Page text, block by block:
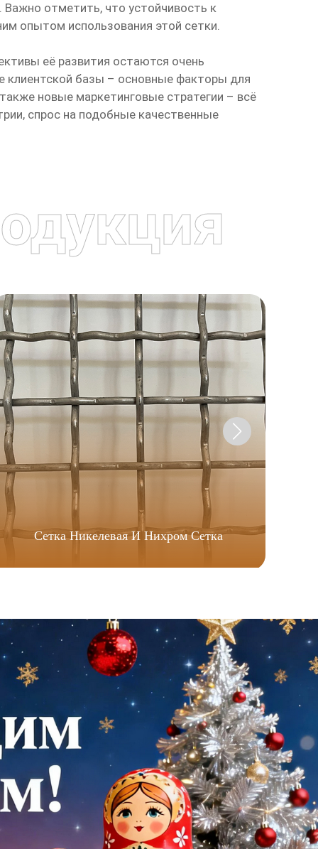
отметить, что устойчивость к
опытом использования этой сетки.
её развития остаются очень
клиентской базы – основные факторы для
новые маркетинговые стратегии – всё
спрос на подобные качественные
Сетка Никелевая И Нихром Сетка